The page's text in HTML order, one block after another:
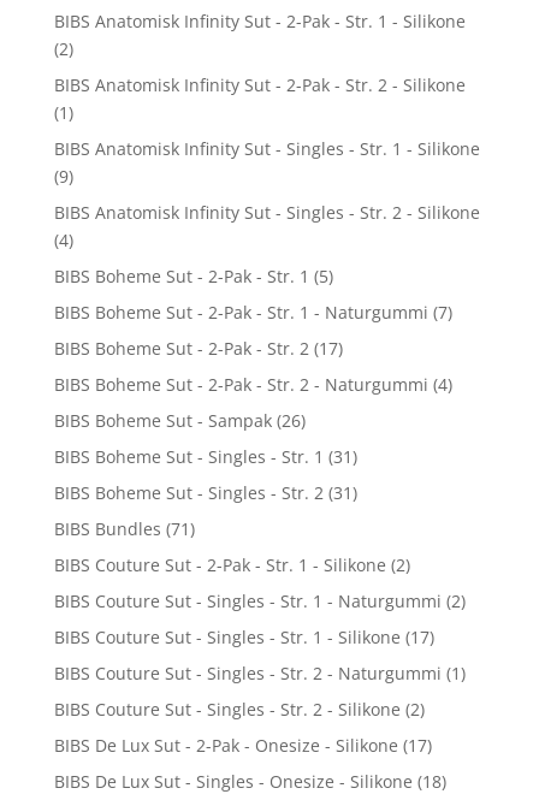
BIBS Anatomisk Infinity Sut - 2-Pak - Str. 1 - Silikone
(2)
BIBS Anatomisk Infinity Sut - 2-Pak - Str. 2 - Silikone
(1)
BIBS Anatomisk Infinity Sut - Singles - Str. 1 - Silikone
(9)
BIBS Anatomisk Infinity Sut - Singles - Str. 2 - Silikone
(4)
BIBS Boheme Sut - 2-Pak - Str. 1 (5)
BIBS Boheme Sut - 2-Pak - Str. 1 - Naturgummi (7)
BIBS Boheme Sut - 2-Pak - Str. 2 (17)
BIBS Boheme Sut - 2-Pak - Str. 2 - Naturgummi (4)
BIBS Boheme Sut - Sampak (26)
BIBS Boheme Sut - Singles - Str. 1 (31)
BIBS Boheme Sut - Singles - Str. 2 (31)
BIBS Bundles (71)
BIBS Couture Sut - 2-Pak - Str. 1 - Silikone (2)
BIBS Couture Sut - Singles - Str. 1 - Naturgummi (2)
BIBS Couture Sut - Singles - Str. 1 - Silikone (17)
BIBS Couture Sut - Singles - Str. 2 - Naturgummi (1)
BIBS Couture Sut - Singles - Str. 2 - Silikone (2)
BIBS De Lux Sut - 2-Pak - Onesize - Silikone (17)
BIBS De Lux Sut - Singles - Onesize - Silikone (18)